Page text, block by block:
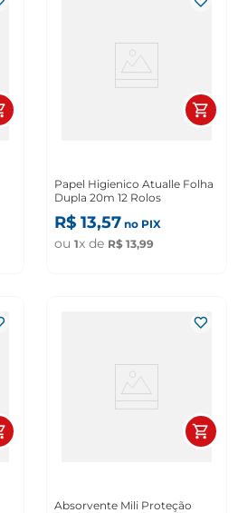
Papel Higienico Atualle Folha
Dupla 20m 12 Rolos
R$ 13,57 no PIX
ou 1x de R$ 13,99
Absorvente Mili Proteção